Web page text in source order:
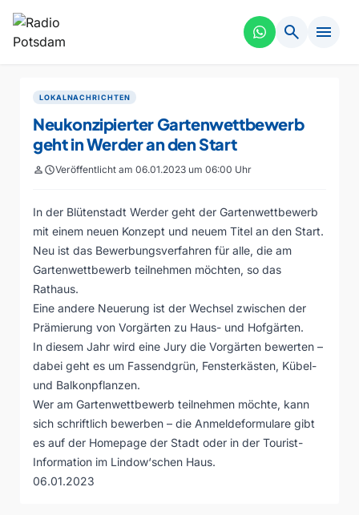
search menu
LOKALNACHRICHTEN
Neukonzipierter Gartenwettbewerb
geht in Werder an den Start
personscheduleVeröffentlicht am 06.01.2023 um 06:00 Uhr
In der Blütenstadt Werder geht der Gartenwettbewerb
mit einem neuen Konzept und neuem Titel an den Start.
Neu ist das Bewerbungsverfahren für alle, die am
Gartenwettbewerb teilnehmen möchten, so das
Rathaus.
Eine andere Neuerung ist der Wechsel zwischen der
Prämierung von Vorgärten zu Haus- und Hofgärten.
In diesem Jahr wird eine Jury die Vorgärten bewerten –
dabei geht es um Fassendgrün, Fensterkästen, Kübel-
und Balkonpflanzen.
Wer am Gartenwettbewerb teilnehmen möchte, kann
sich schriftlich bewerben – die Anmeldeformulare gibt
es auf der Homepage der Stadt oder in der Tourist-
Information im Lindow‘schen Haus.
06.01.2023